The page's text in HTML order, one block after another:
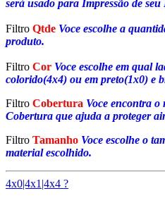
será usado para Impressão de seu
Filtro Qtde Voce escolhe a
produto.
Filtro Cor Voce escolhe em qual
colorido(4x4) ou em preto(1x0) e
Filtro Cobertura Voce encontra o
Cobertura que ajuda a proteger
Filtro Tamanho Voce escolhe o
material escolhido.
4x0|4x1|4x4 ?